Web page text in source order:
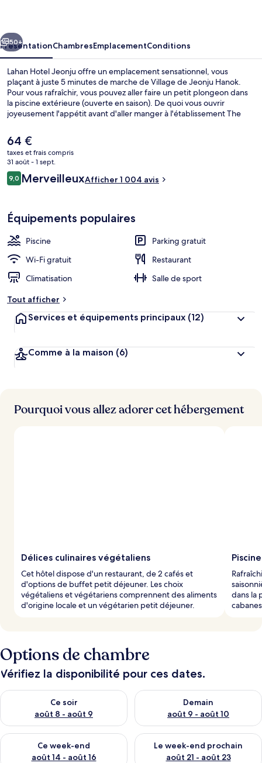
Suivant
50+
PrésentationChambresEmplacementConditions
Lahan Hotel Jeonju offre un emplacement sensationnel, vous
plaçant à juste 5 minutes de marche de Village de Jeonju Hanok.
Pour vous rafraîchir, vous pouvez aller faire un petit plongeon dans
la piscine extérieure (ouverte en saison). De quoi vous ouvrir
joyeusement l'appétit avant d'aller manger à l'établissement The
avantages de cet hébergement figurent 2 cafés, une salle de fitness
et une piscine pour enfants. Le personnel attentionné et
l'emplacement remportent un franc succès auprès des autres
voyageurs.
Le
prix
actuel
est
de
64 €
taxes et frais compris
31 août - 1 sept.
Avis
voyageurs
9,09,0 sur 10
MerveilleuxAfficher 1 004 avis
Équipements populaires
Piscine
Parking gratuit
Wi-Fi gratuit
Restaurant
Climatisation
Salle de sport
Tout afficher
Services et équipements principaux (12)
Comme à la maison (6)
Pourquoi vous allez adorer cet hébergement
Délices culinaires végétaliens
Cet hôtel dispose d'un restaurant, de 2 cafés et
d'options de buffet petit déjeuner. Les choix
végétaliens et végétariens comprennent des aliments
d'origine locale et un végétarien petit déjeuner.
dans la
Options de chambre
Vérifiez la disponibilité pour ces dates.
Ce soir
août 8 - août 9
Vérifier la disponibilité pour ce soir août 8 - août 9
Demain
août 9 - août 10
Vérifier la disponibilité pour
Ce week-end
août 14 - août 16
Vérifier la disponibilité pour ce week-end août 14 - août 16
Le week-end prochain
août 21 - août 23
Vérifier la disponibilité pour